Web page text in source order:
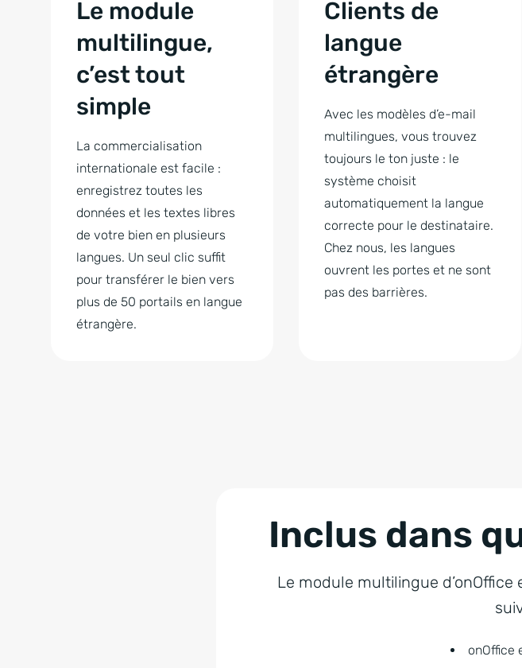
Le module
multilingue,
c’est tout
simple
La commercialisation
internationale est facile :
enregistrez toutes les
données et les textes libres
de votre bien en plusieurs
langues. Un seul clic suffit
pour transférer le bien vers
plus de 50 portails en langue
étrangère.
Clients de
langue
étrangère
Avec les modèles d’e-mail
multilingues, vous trouvez
toujours le ton juste : le
système choisit
automatiquement la langue
correcte pour le destinataire.
Chez nous, les langues
ouvrent les portes et ne sont
pas des barrières.
Inclus dans
Le module multilingue
onOffice